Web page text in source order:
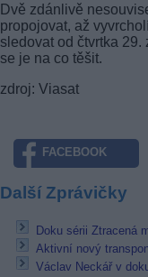
Dvě zdánlivě
propojovat, až
sledovat od čtvrtka
se je na co těšit.
zdroj: Viasat
FACEBOOK
Další Zprávičky
Doku sérii Ztracená
Aktivní nový
Václav Neckář v